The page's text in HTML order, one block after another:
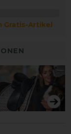
Gratis-Artikel